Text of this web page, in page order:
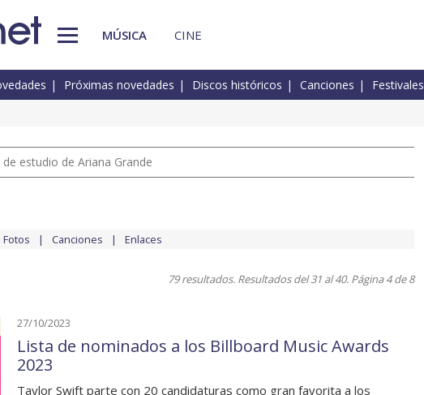
MÚSICA CINE
Próximas novedades Discos históricos Canciones Festivales
estudio de Ariana Grande
Fotos Canciones Enlaces
79 resultados. Resultados del 31 al 40. Página 4 de 8
27/10/2023
Lista de nominados a los Billboard Music Awards
2023
Taylor Swift parte con 20 candidaturas como gran favorita a los